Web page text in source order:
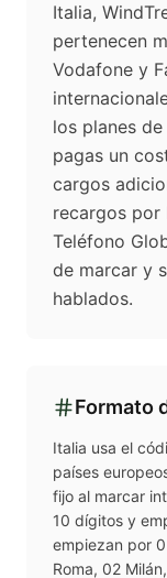
Italia,
pertenecen
Vodafone y
los planes
pagas un
cargos
recargos por
Teléfono
de marcar y
hablados.
Formato
Italia usa el
países
fijo al marcar
10 dígitos y
empiezan por
Roma, 02